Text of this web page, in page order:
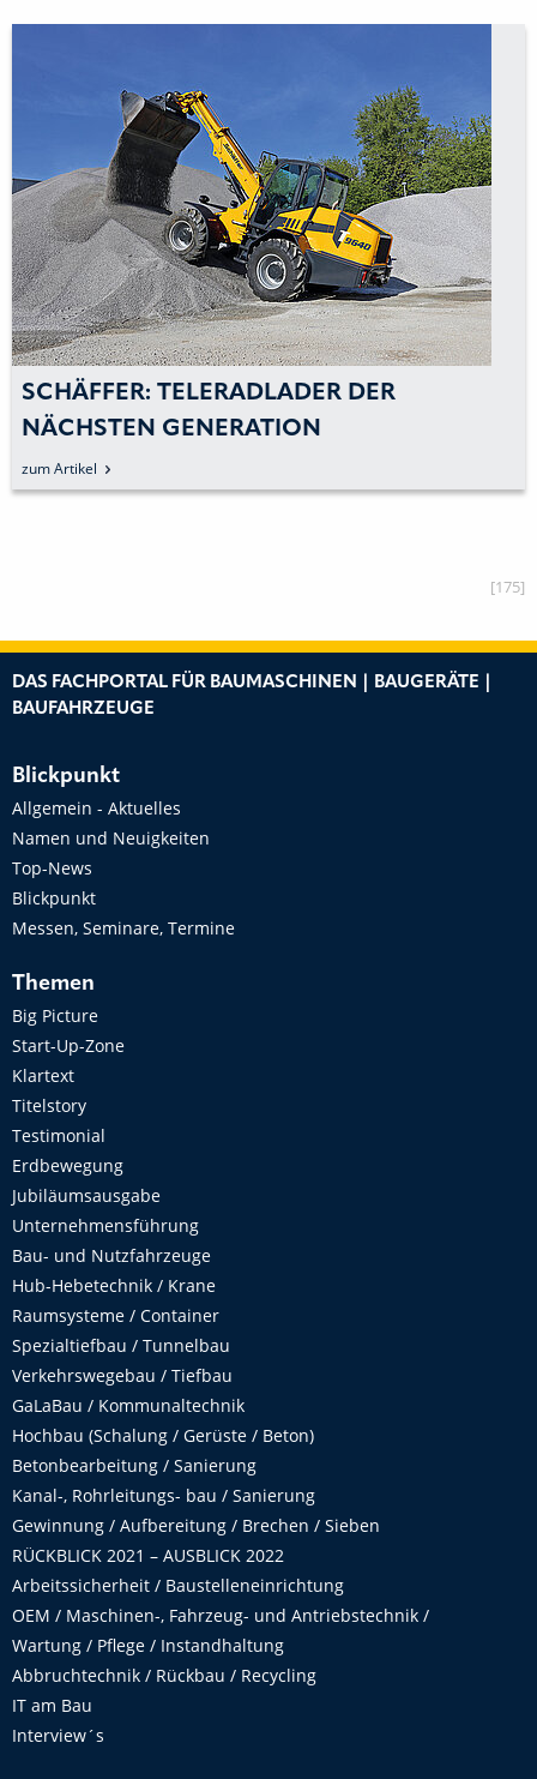
SCHÄFFER: TELERADLADER DER
NÄCHSTEN GENERATION
zum Artikel
[175]
DAS FACHPORTAL FÜR BAUMASCHINEN | BAUGERÄTE |
BAUFAHRZEUGE
Blickpunkt
Allgemein - Aktuelles
Namen und Neuigkeiten
Top-News
Blickpunkt
Messen, Seminare, Termine
Themen
Big Picture
Start-Up-Zone
Klartext
Titelstory
Testimonial
Erdbewegung
Jubiläumsausgabe
Unternehmensführung
Bau- und Nutzfahrzeuge
Hub-Hebetechnik / Krane
Raumsysteme / Container
Spezialtiefbau / Tunnelbau
Verkehrswegebau / Tiefbau
GaLaBau / Kommunaltechnik
Hochbau (Schalung / Gerüste / Beton)
Betonbearbeitung / Sanierung
Kanal-, Rohrleitungs- bau / Sanierung
Gewinnung / Aufbereitung / Brechen / Sieben
RÜCKBLICK 2021 – AUSBLICK 2022
Arbeitssicherheit / Baustelleneinrichtung
OEM / Maschinen-, Fahrzeug- und Antriebstechnik /
Wartung / Pflege / Instandhaltung
Abbruchtechnik / Rückbau / Recycling
IT am Bau
Interview´s